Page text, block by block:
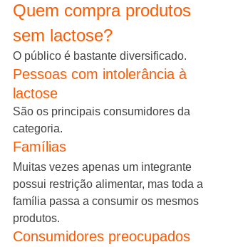
Quem compra produtos
sem lactose?
O público é bastante diversificado.
Pessoas com intolerância à
lactose
São os principais consumidores da
categoria.
Famílias
Muitas vezes apenas um integrante
possui restrição alimentar, mas toda a
família passa a consumir os mesmos
produtos.
Consumidores preocupados